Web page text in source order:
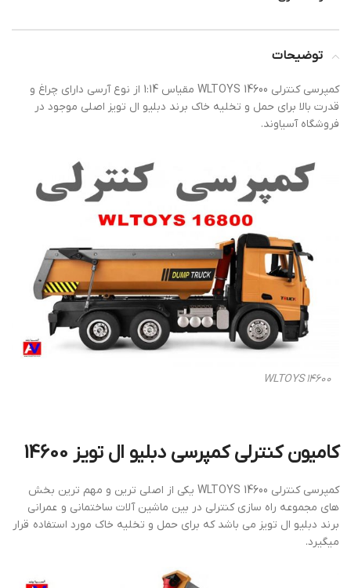
توضیحات
کمپرسی کنترلی WLTOYS 14600 مقیاس 1:14 از نوع آرسی دارای چراغ و
قدرت بالا برای حمل و تخلیه خاک برند دبلیو ال تویز اصلی موجود در
فروشگاه آسیاوند.
WLTOYS 14600
کامیون کنترلی کمپرسی دبلیو ال تویز 14600
کمپرسی کنترلی WLTOYS 14600 یکی از اصلی ترین و مهم ترین بخش
های مجموعه راه سازی کنترلی در بین ماشین آلات ساختمانی و عمرانی
برند دبلیو ال تویز می باشد که برای حمل و تخلیه خاک مورد استفاده قرار
میگیرد.